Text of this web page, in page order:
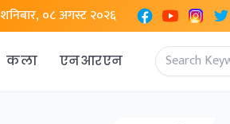
शनिबार, ०८ अगस्ट २०२६ FacebookYouTubeInstagram
X
कला एनआरएन